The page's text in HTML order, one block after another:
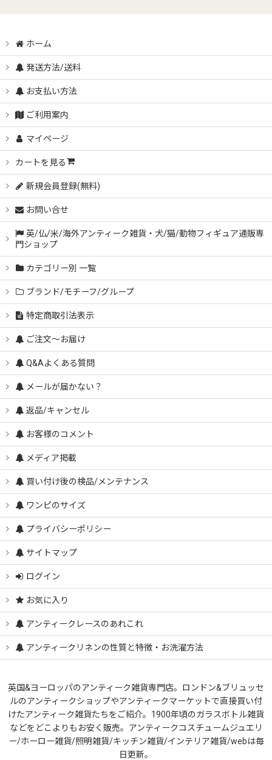
ホーム
発送方法/送料
お支払い方法
ご利用案内
マイページ
カートを見る
新規会員登録(無料)
お問い合せ
英/仏/米/海外アンティーク雑貨・犬/猫/動物フィギュア通販専
門ショップ
カテゴリー別 一覧
ブランド/モチーフ/グループ
特定商取引法表示
ご注文～お届け
Q&Aよくある質問
メールが届かない？
返品/キャンセル
お客様のコメント
メディア掲載
買い付け後の検品/メンテナンス
ワンピのサイズ
プライバシーポリシー
サイトマップ
ログイン
お気に入り
アンティークレースのあれこれ
アンティークリネンの性質と特徴・お洗濯方法
英国&ヨーロッパのアンティーク雑貨専門店。ロンドン&ブリュッセ
ルのアンティークショップやアンティークマーケットで直接買い付
けたアンティーク雑貨たちをご紹介。1900年頃のガラスボトル雑貨
などをどこよりもお安く販売。アンティークコスチュームジュエリ
ー/ホーロー雑貨/照明雑貨/キッチン雑貨/インテリア雑貨/webは毎
日更新。